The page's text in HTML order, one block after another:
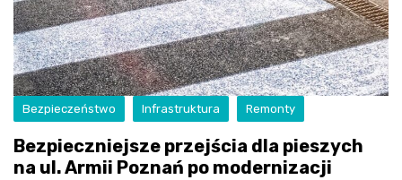
Bezpieczeństwo Infrastruktura Remonty
Bezpieczniejsze przejścia dla pieszych
na ul. Armii Poznań po modernizacji